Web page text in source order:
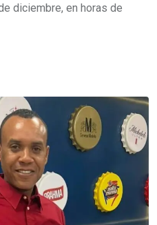
diciembre, en horas de